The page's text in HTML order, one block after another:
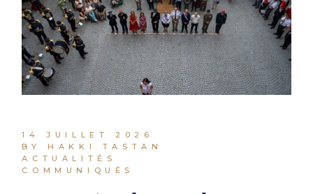
14 JUILLET 2026
BY HAKKI TASTAN
ACTUALITÉS
COMMUNIQUÉS